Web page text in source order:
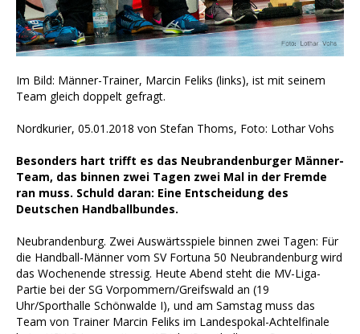
Im Bild: Männer-Trainer, Marcin Feliks (links), ist mit seinem
Team gleich doppelt gefragt.
Nordkurier, 05.01.2018 von Stefan Thoms, Foto: Lothar Vohs
Besonders hart trifft es das Neubrandenburger Männer-
Team, das binnen zwei Tagen zwei Mal in der Fremde
ran muss. Schuld daran: Eine Entscheidung des
Deutschen Handballbundes.
Neubrandenburg. Zwei Auswärtsspiele binnen zwei Tagen: Für
die Handball-Männer vom SV Fortuna 50 Neubrandenburg wird
das Wochenende stressig. Heute Abend steht die MV-Liga-
Partie bei der SG Vorpommern/Greifswald an (19
Uhr/Sporthalle Schönwalde I), und am Samstag muss das
Team von Trainer Marcin Feliks im Landespokal-Achtelfinale